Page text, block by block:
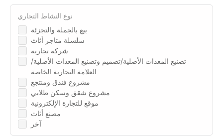
بيع بالجملة والتجزئة
سلسلة متاجر أثاث
شركة تجارية
تصنيع المعدات الأصلية/تصميم وتصنيع المعدات الأصلية/
العلامة التجارية الخاصة
مشروع فندق ومنتجع
مشروع شقق وسكن طلابي
موقع للتجارة الإلكترونية
مصنع أثاث
آخر
نوع النشاط التجاري